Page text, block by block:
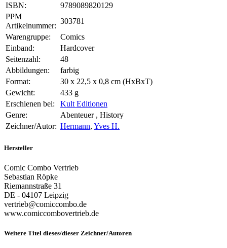
ISBN:
9789089820129
PPM
Artikelnummer:
303781
Warengruppe:
Comics
Einband:
Hardcover
Seitenzahl:
48
Abbildungen:
farbig
Format:
30 x 22,5 x 0,8 cm (HxBxT)
Gewicht:
433 g
Erschienen bei:
Kult Editionen
Genre:
Abenteuer , History
Zeichner/Autor: Hermann, Yves H.
Hersteller
Comic Combo Vertrieb
Sebastian Röpke
Riemannstraße 31
DE - 04107 Leipzig
vertrieb@comiccombo.de
www.comiccombovertrieb.de
Weitere Titel dieses/dieser Zeichner/Autoren